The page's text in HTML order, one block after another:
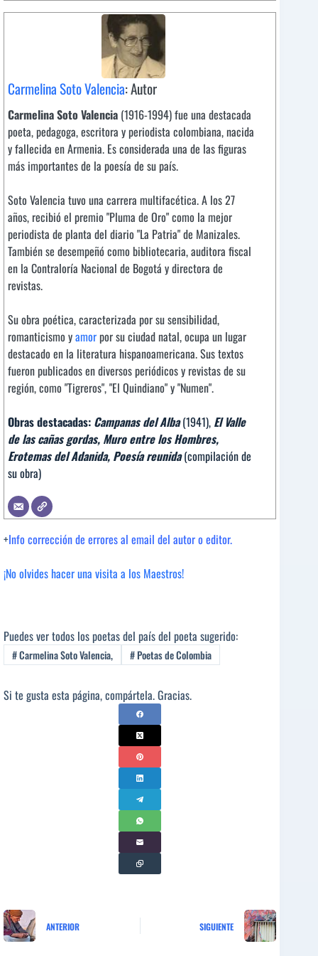
Carmelina Soto Valencia: Autor
Carmelina Soto Valencia (1916-1994) fue una destacada
poeta, pedagoga, escritora y periodista colombiana, nacida
y fallecida en Armenia. Es considerada una de las figuras
más importantes de la poesía de su país.
Soto Valencia tuvo una carrera multifacética. A los 27
años, recibió el premio "Pluma de Oro" como la mejor
periodista de planta del diario "La Patria" de Manizales.
También se desempeñó como bibliotecaria, auditora fiscal
en la Contraloría Nacional de Bogotá y directora de
revistas.
Su obra poética, caracterizada por su sensibilidad,
romanticismo yamorpor su ciudad natal, ocupa un lugar
destacado en la literatura hispanoamericana. Sus textos
fueron publicados en diversos periódicos y revistas de su
región, como "Tigreros", "El Quindiano" y "Numen".
Obras destacadas: Campanas del Alba(1941), El Valle
de las cañas gordas, Muro entre los Hombres,
Erotemas del Adanida, Poesía reunida(compilación de
su obra)
+Info corrección de errores al email del autor o editor.
¡No olvides hacer una visita a los Maestros!
Puedes ver todos los poetas del país del poeta sugerido:
#Carmelina Soto Valencia, #Poetas de Colombia
Si te gusta esta página, compártela. Gracias.
ANTERIOR SIGUIENTE